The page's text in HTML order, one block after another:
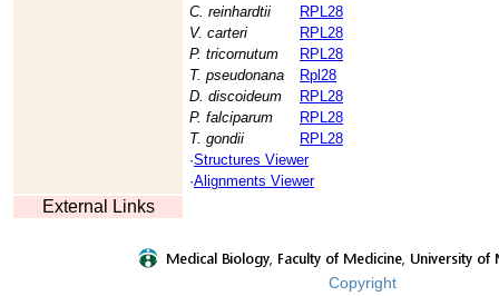
C. reinhardtii
RPL28
V. carteri
RPL28
P. tricornutum
RPL28
T. pseudonana
Rpl28
D. discoideum
RPL28
P. falciparum
RPL28
T. gondii
RPL28
·Structures Viewer
·Alignments Viewer
External Links
Copyright